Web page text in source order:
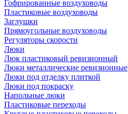
Гофрированные воздуховоды
Пластиковые воздуховоды
Заглушки
Прямоугольные воздуховоды
Регуляторы скорости
Люки
Люк пластиковый ревизионный
Люки металлические ревизионные
Люки под отделку плиткой
Люки под покраску
Напольные люки
Пластиковые переходы